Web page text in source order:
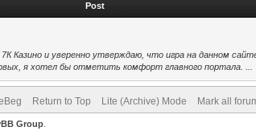
Post
Казино и уверенно утверждаю, что игра на данном
я хотел бы отметить комфорт главного портала. ...
Return to Top Lite (Archive) Mode Mark all
Group.